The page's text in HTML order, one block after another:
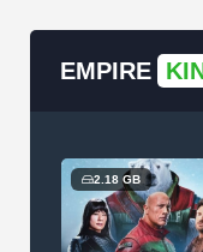
EMPIRE
2.18 GB